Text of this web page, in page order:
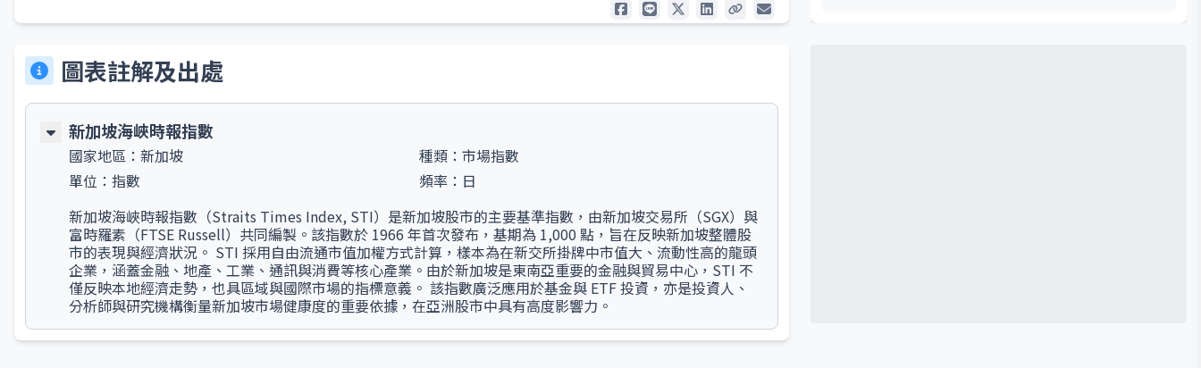
圖表註解及出處
新加坡海峽時報指數
國家地區： 新加坡 種類：市場指數
單位： 指數 頻率： 日
新加坡海峽時報指數（Straits Times Index, STI）是新加坡股市的主要基準指數，由新加坡交易所（SGX）與
富時羅素（FTSE Russell）共同編製。該指數於 1966 年首次發布，基期為 1,000 點，旨在反映新加坡整體股
市的表現與經濟狀況。 STI 採用自由流通市值加權方式計算，樣本為在新交所掛牌中市值大、流動性高的龍頭
企業，涵蓋金融、地產、工業、通訊與消費等核心產業。由於新加坡是東南亞重要的金融與貿易中心，STI 不
僅反映本地經濟走勢，也具區域與國際市場的指標意義。 該指數廣泛應用於基金與 ETF 投資，亦是投資人、
分析師與研究機構衡量新加坡市場健康度的重要依據，在亞洲股市中具有高度影響力。